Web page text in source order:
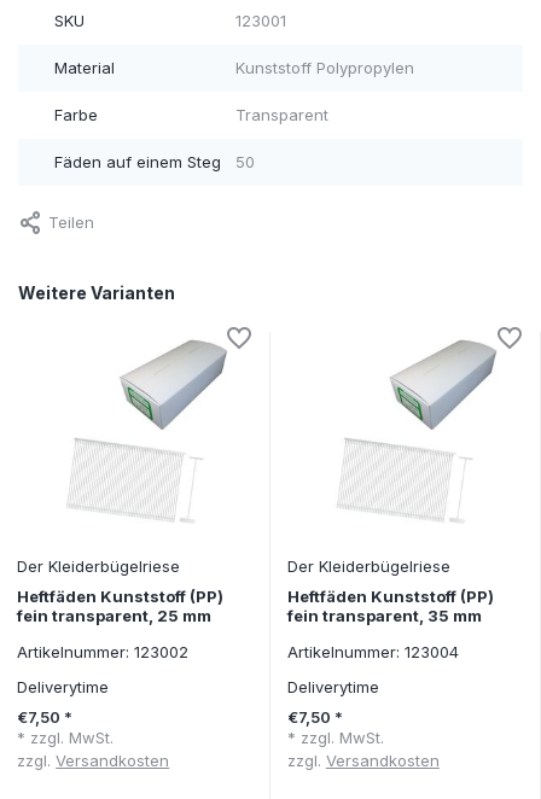
SKU 123001
Material Kunststoff Polypropylen
Farbe Transparent
Fäden auf einem Steg 50
Teilen
Weitere Varianten
Der Kleiderbügelriese
Heftfäden Kunststoff (PP)
fein transparent, 25 mm
Artikelnummer: 123002
Deliverytime
€7,50 *
* zzgl. MwSt.
zzgl.Versandkosten
Der Kleiderbügelriese
Heftfäden Kunststoff (PP)
fein transparent, 35 mm
Artikelnummer: 123004
Deliverytime
€7,50 *
* zzgl. MwSt.
zzgl. Versandkosten